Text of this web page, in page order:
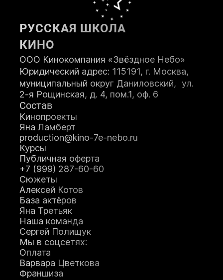
О школе кино
Телефон:
ЗАПИСАТЬСЯ НА КУРС
Я принимаю
Согласиена обработку персональных
данных.
Я соглашаюсь с условиями
РУССКАЯ ШКОЛА
КИНО
ООО Кинокомпания «Звёздное Небо»
Юридический адрес: 115191, г. Москва,
муниципальный округ Даниловский, ул.
2-я Рощинская, д. 4, пом.1, оф. 6
Состав
Кинопроекты
Яна Ламберт
production@kino-7e-nebo.ru
Курсы
Публичная оферта
+7 (999) 287-60-60
Сюжеты
Алексей Котов
База актёров
Яна Третьяк
Наша команда
Сергей Полищук
Мы в соцсетях:
Оплата
Варвара Цветкова
Франшиза